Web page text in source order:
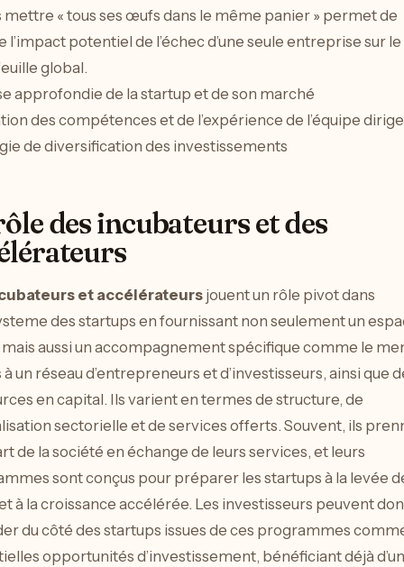
mettre « tous ses œufs dans le même panier » permet de
l’impact potentiel de l’échec d’une seule entreprise sur le
global.
approfondie de la startup et de son marché
des compétences et de l’expérience de l’équipe
de diversification des investissements
des incubateurs et des
et accélérateursjouent un rôle pivot dans
des startups en fournissant non seulement un
aussi un accompagnement spécifique comme le
à un réseau d’entrepreneurs et d’investisseurs, ainsi que
en capital. Ils varient en termes de structure, de
sectorielle et de services offerts. Souvent, ils
de la société en échange de leurs services, et leurs
sont conçus pour préparer les startups à la levée
à la croissance accélérée. Les investisseurs peuvent
du côté des startups issues de ces programmes
opportunités d’investissement, bénéficiant déjà